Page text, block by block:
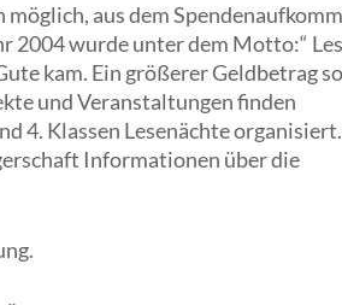
aus dem
2004 wurde unter dem Motto:“
kam. Ein größerer Geldbetrag
und Veranstaltungen finden
4. Klassen Lesenächte organisiert.
Informationen über die